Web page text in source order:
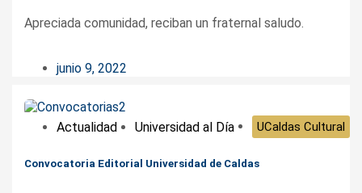
Apreciada comunidad, reciban un fraternal saludo.
junio 9, 2022
Actualidad Universidad al Día UCaldas Cultural
Convocatoria Editorial Universidad de Caldas